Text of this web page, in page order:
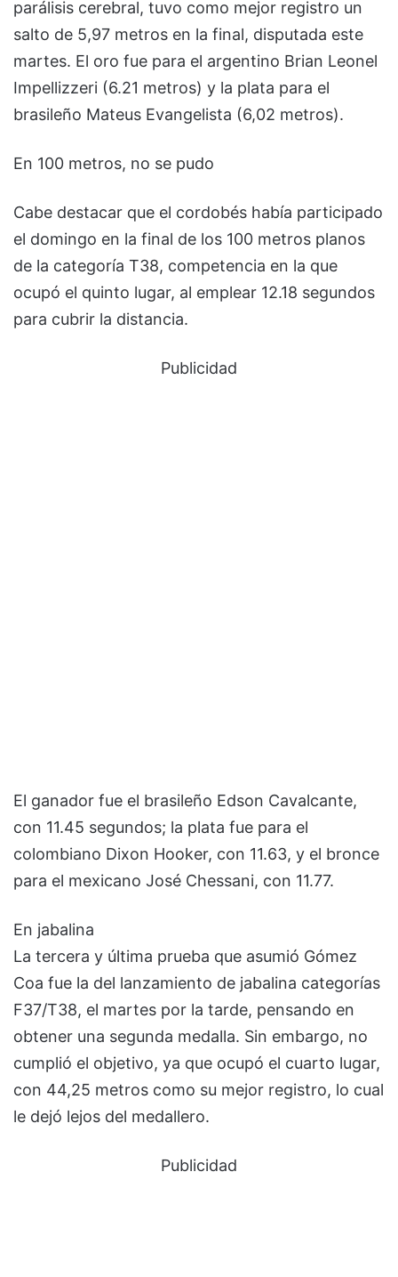
parálisis cerebral, tuvo como mejor registro un
salto de 5,97 metros en la final, disputada este
martes. El oro fue para el argentino Brian Leonel
Impellizzeri (6.21 metros) y la plata para el
brasileño Mateus Evangelista (6,02 metros).
En 100 metros, no se pudo
Cabe destacar que el cordobés había participado
el domingo en la final de los 100 metros planos
de la categoría T38, competencia en la que
ocupó el quinto lugar, al emplear 12.18 segundos
para cubrir la distancia.
Publicidad
El ganador fue el brasileño Edson Cavalcante,
con 11.45 segundos; la plata fue para el
colombiano Dixon Hooker, con 11.63, y el bronce
para el mexicano José Chessani, con 11.77.
En jabalina
La tercera y última prueba que asumió Gómez
Coa fue la del lanzamiento de jabalina categorías
F37/T38, el martes por la tarde, pensando en
obtener una segunda medalla. Sin embargo, no
cumplió el objetivo, ya que ocupó el cuarto lugar,
con 44,25 metros como su mejor registro, lo cual
le dejó lejos del medallero.
Publicidad